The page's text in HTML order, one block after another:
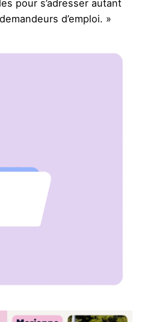
pour s’adresser autant
d’emploi. »